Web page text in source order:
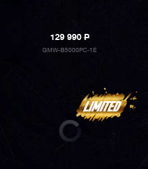
129 990P
GMW-B5000PC-1E